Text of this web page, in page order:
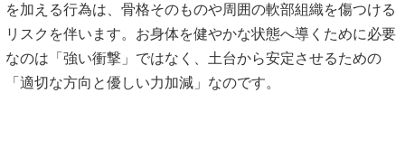
を加える行為は、骨格そのものや周囲の軟部組織を傷つける
リスクを伴います。お身体を健やかな状態へ導くために必要
なのは「強い衝撃」ではなく、土台から安定させるための
「適切な方向と優しい力加減」なのです。